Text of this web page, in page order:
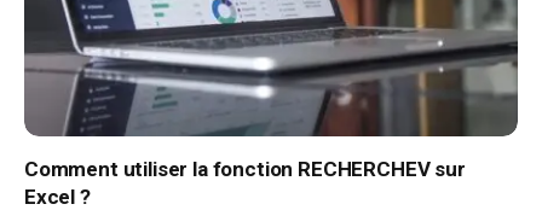
Comment utiliser la fonction RECHERCHEV sur
Excel ?